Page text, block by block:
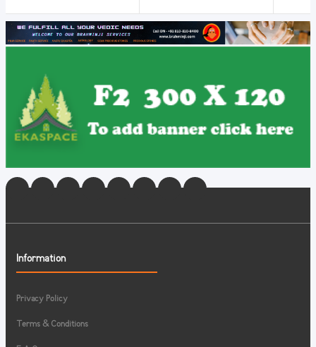
Information
Privacy Policy
Terms & Conditions